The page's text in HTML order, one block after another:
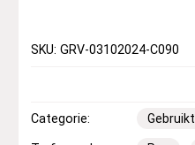
SKU: GRV-03102024-C090
Categorie: Gebruikt